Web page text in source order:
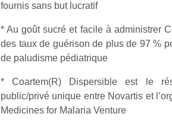
fournis sans but lucratif
* Au goût sucré et facile à administrer
des taux de guérison de plus de 97 %
de paludisme pédiatrique
* Coartem(R) Dispersible est le
public/privé unique entre Novartis et
Medicines for Malaria Venture